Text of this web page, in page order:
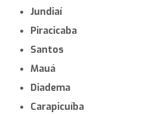
Jundiaí
Piracicaba
Santos
Mauá
Diadema
Carapicuíba